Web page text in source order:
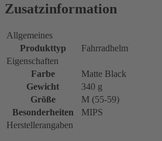
Zusatzinformation
Allgemeines
Produkttyp
Fahrradhelm
Eigenschaften
Farbe
Matte Black
Gewicht
340 g
Größe
M (55-59)
Besonderheiten
MIPS
Herstellerangaben